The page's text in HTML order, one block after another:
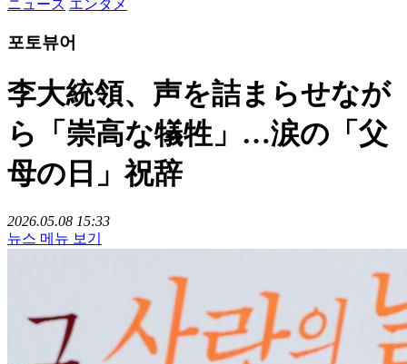
ニュース エンタメ
포토뷰어
李大統領、声を詰まらせなが
ら「崇高な犠牲」…涙の「父
母の日」祝辞
2026.05.08 15:33
뉴스 메뉴 보기